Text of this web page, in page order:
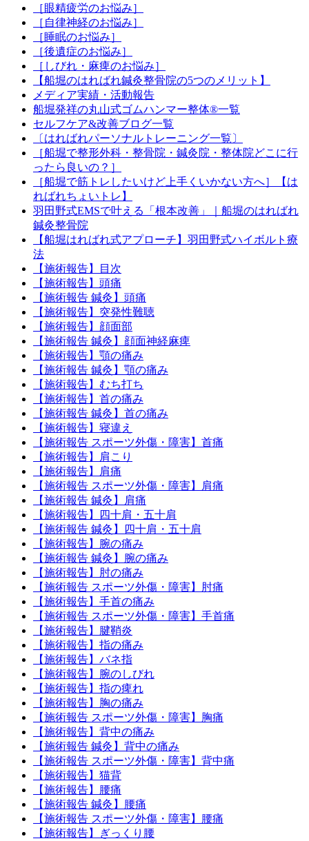
［眼精疲労のお悩み］
［自律神経のお悩み］
［睡眠のお悩み］
［後遺症のお悩み］
［しびれ・麻痺のお悩み］
【船堀のはればれ鍼灸整骨院の5つのメリット】
メディア実績・活動報告
船堀発祥の丸山式ゴムハンマー整体®︎一覧
セルフケア&改善ブログ一覧
〔はればれパーソナルトレーニング一覧〕
［船堀で整形外科・整骨院・鍼灸院・整体院どこに行
ったら良いの？］
［船堀で筋トレしたいけど上手くいかない方へ］【は
ればれちょいトレ】
羽田野式EMSで叶える「根本改善」｜船堀のはればれ
鍼灸整骨院
【船堀はればれ式アプローチ】羽田野式ハイボルト療
法
【施術報告】目次
【施術報告】頭痛
【施術報告 鍼灸】頭痛
【施術報告】突発性難聴
【施術報告】顔面部
【施術報告 鍼灸】顔面神経麻痺
【施術報告】顎の痛み
【施術報告 鍼灸】顎の痛み
【施術報告】むち打ち
【施術報告】首の痛み
【施術報告 鍼灸】首の痛み
【施術報告】寝違え
【施術報告 スポーツ外傷・障害】首痛
【施術報告】肩こり
【施術報告】肩痛
【施術報告 スポーツ外傷・障害】肩痛
【施術報告 鍼灸】肩痛
【施術報告】四十肩・五十肩
【施術報告 鍼灸】四十肩・五十肩
【施術報告】腕の痛み
【施術報告 鍼灸】腕の痛み
【施術報告】肘の痛み
【施術報告 スポーツ外傷・障害】肘痛
【施術報告】手首の痛み
【施術報告 スポーツ外傷・障害】手首痛
【施術報告】腱鞘炎
【施術報告】指の痛み
【施術報告】バネ指
【施術報告】腕のしびれ
【施術報告】指の痺れ
【施術報告】胸の痛み
【施術報告 スポーツ外傷・障害】胸痛
【施術報告】背中の痛み
【施術報告 鍼灸】背中の痛み
【施術報告 スポーツ外傷・障害】背中痛
【施術報告】猫背
【施術報告】腰痛
【施術報告 鍼灸】腰痛
【施術報告 スポーツ外傷・障害】腰痛
【施術報告】ぎっくり腰